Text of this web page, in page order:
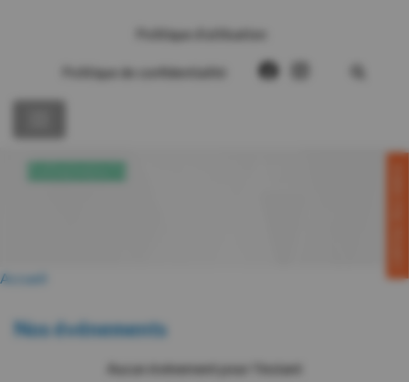
Politique d’utilisation
Politique de confidentialité
Accueil
Nos événements
Aucun événement pour l'instant